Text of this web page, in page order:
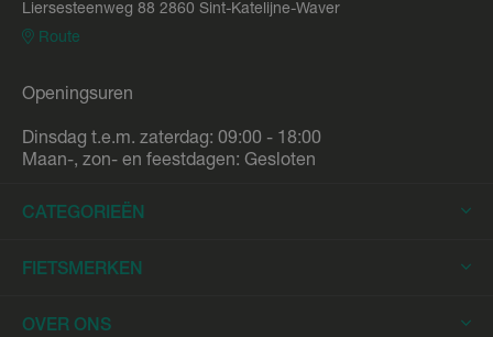
Liersesteenweg 88 2860 Sint-Katelijne-Waver
Route
Openingsuren
Dinsdag t.e.m. zaterdag: 09:00 - 18:00
Maan-, zon- en feestdagen: Gesloten
CATEGORIEËN
Elektrische Fietsen
FIETSMERKEN
Trek
OVER ONS